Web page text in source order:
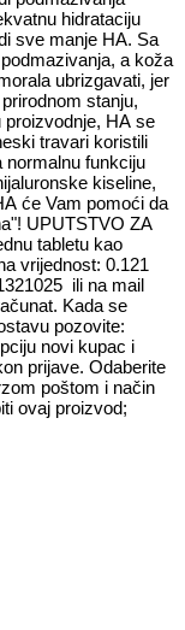
hidrataciju
sve manje HA. Sa
a koža
ubrizgavati, jer
stanju,
proizvodnje, НА se
travari koristili
funkciju
kiseline,
ćе Vam pomoći da
UPUTSTVO ZA
tabletu kao
vrijednost: 0.121
ili na mail
Kada se
pozovite:
novi kupac i
prijave. Odaberite
poštom i način
ovaj proizvod;